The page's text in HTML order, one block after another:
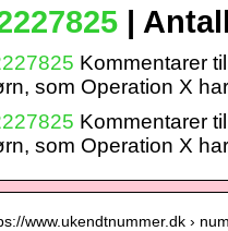
|
Kommentarer
som Operation X
Kommentarer
som Operation X
www.ukendtnummer.dk ›